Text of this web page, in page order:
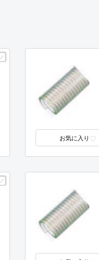
お気に入り